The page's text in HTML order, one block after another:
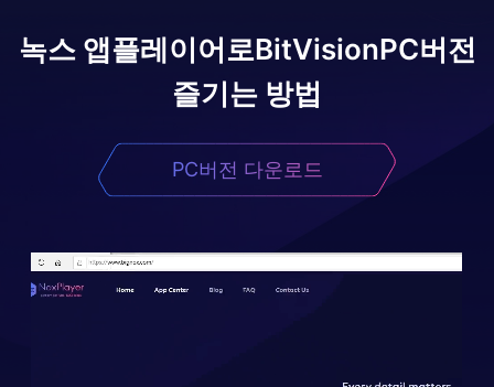
녹스 앱플레이어로BitVisionPC버전
즐기는 방법
PC버전 다운로드